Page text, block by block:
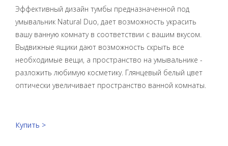
Эффективный дизайн тумбы предназначенной под
умывальник Natural Duo, дает возможность украсить
вашу ванную комнату в соответствии с вашим вкусом.
Выдвижные ящики дают возможность скрыть все
необходимые вещи, а пространство на умывальнике -
разложить любимую косметику. Глянцевый белый цвет
оптически увеличивает пространство ванной комнаты.
Купить >